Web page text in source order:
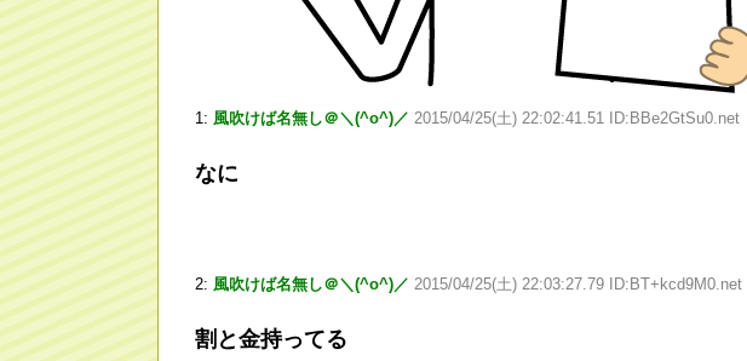
1: 風吹けば名無し＠＼(^o^)／ 2015/04/25(土) 22:02:41.51 ID:BBe2GtSu0.net
なに
2: 風吹けば名無し＠＼(^o^)／ 2015/04/25(土) 22:03:27.79 ID:BT+kcd9M0.net
割と金持ってる